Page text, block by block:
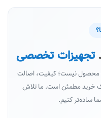
تجهیزات تخصصی
محصول نیست؛ کیفیت، اصالت
خرید مطمئن است. ما تلاش
ساده‌تر کنیم.